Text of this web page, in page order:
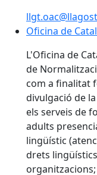
Oficina de
Oficina de
L'Oficina de
de
com a finalitat
divulgació de
els serveis de
adults
lingüístic
drets